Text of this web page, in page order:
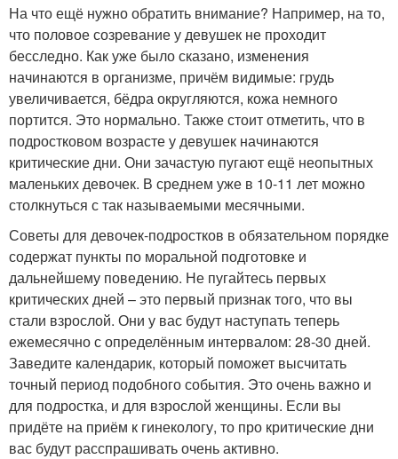
На что ещё нужно обратить внимание? Например, на то,
что половое созревание у девушек не проходит
бесследно. Как уже было сказано, изменения
начинаются в организме, причём видимые: грудь
увеличивается, бёдра округляются, кожа немного
портится. Это нормально. Также стоит отметить, что в
подростковом возрасте у девушек начинаются
критические дни. Они зачастую пугают ещё неопытных
маленьких девочек. В среднем уже в 10-11 лет можно
столкнуться с так называемыми месячными.
Советы для девочек-подростков в обязательном порядке
содержат пункты по моральной подготовке и
дальнейшему поведению. Не пугайтесь первых
критических дней – это первый признак того, что вы
стали взрослой. Они у вас будут наступать теперь
ежемесячно с определённым интервалом: 28-30 дней.
Заведите календарик, который поможет высчитать
точный период подобного события. Это очень важно и
для подростка, и для взрослой женщины. Если вы
придёте на приём к гинекологу, то про критические дни
вас будут расспрашивать очень активно.